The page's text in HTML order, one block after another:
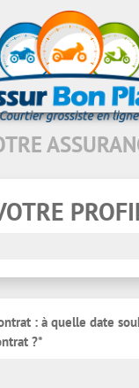
: à quelle date
?*